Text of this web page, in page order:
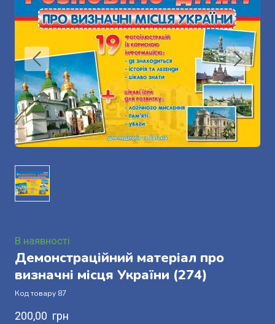
В наявності
Демонстраційний матеріал про
визначні місця України (274)
Код товару 87
200,00  грн